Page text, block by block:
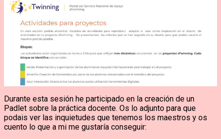
Durante esta sesión he participado en la creación de un
Padlet sobre la práctica docente. Os lo adjunto para que
podais ver las inquietudes que tenemos los maestros y os
cuento lo que a mi me gustaría conseguir: